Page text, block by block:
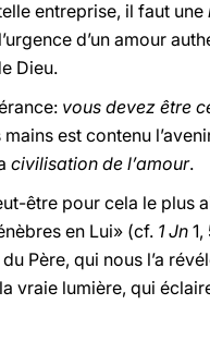
entreprise, il faut une
d’un amour
Dieu.
vous devez être
est contenu
civilisation de l’amour.
être pour cela le plus
en Lui» (cf. 1 Jn
Père, qui nous l’a
vraie lumière, qui